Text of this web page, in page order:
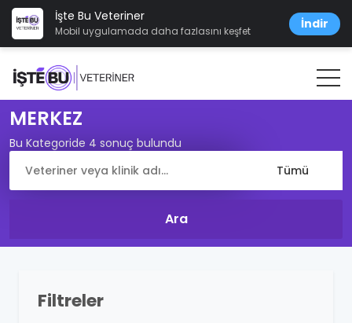
İşte Bu Veteriner
Mobil uygulamada daha fazlasını keşfet İndir
MERKEZ
Bu Kategoride 4 sonuç bulundu
Filtreler